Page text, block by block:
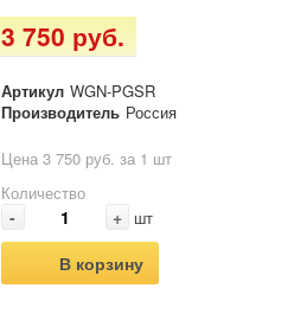
3 750 руб.
Артикул WGN-PGSR
Производитель Россия
Цена 3 750 руб. за 1 шт
Количество
- + шт
В корзину